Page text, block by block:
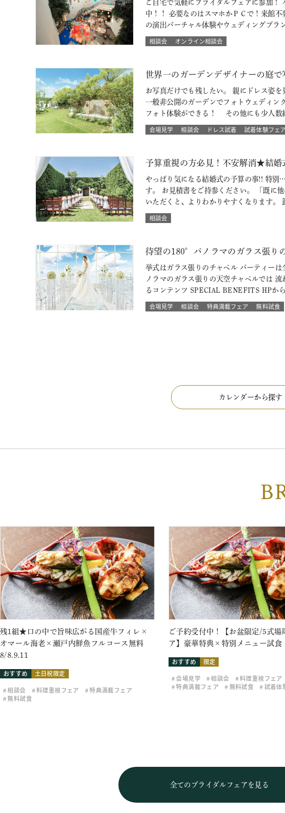
ご自宅で気軽にブライダルフェアに参加
中！！ 必要なのはスマホかＰＣで！来館
の演出バーチャル体験やウェディングプ
相談会 オンライン相談会
世界一のガーデンデザイナーの庭
お写真だけでも残したい。 親にドレス姿
一般非公開のガーデンでフォトウェディン
フォト体験ができる！ その他にも少人数
会場見学 相談会 ドレス試着 試着体験フェア
予算重視の方必見！不安解消★結婚
やっぱり気になる結婚式の予算の事!! 特
す。 お見積書をご持参ください。 「既に
いただくと、よりわかりやすくなります
相談会
待望の180°パノラマのガラス張り
挙式はガラス張りのチャペル パーティー
ノラマのガラス張りの天空チャペルでは
るコンテンツ SPECIAL BENEFITS HPか
会場見学 相談会 特典満載フェア 無料試食
カレンダーから探す
残1組★口の中で旨味広がる国産牛フィレ×
オマール海老×瀬戸内鮮魚フルコース無料
8/8.9.11
おすすめ
土日祝限定
相談会
料理重視フェア
特典満載フェア
無料試食
ご予約受付中！【お盆限定/5式場
ア】豪華特典×特別メニュー試
おすすめ
限定
会場見学
相談会
料理重視フェア
特典満載フェア
無料試食 試着体
全てのブライダルフェアを見る